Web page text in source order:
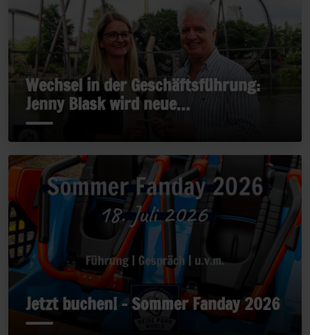
Wechsel in der Geschäftsführung:
Jenny Blask wird neue
Geschäftsführerin
Jetzt buchen! - Sommer Fanday 2026